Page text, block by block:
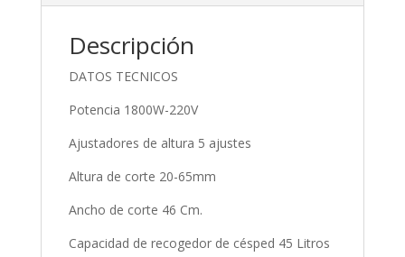
Descripción
DATOS TECNICOS
Potencia 1800W-220V
Ajustadores de altura 5 ajustes
Altura de corte 20-65mm
Ancho de corte 46 Cm.
Capacidad de recogedor de césped 45 Litros